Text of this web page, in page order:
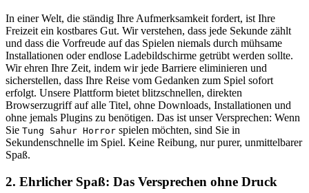
In einer Welt, die ständig Ihre Aufmerksamkeit fordert, ist Ihre
Freizeit ein kostbares Gut. Wir verstehen, dass jede Sekunde zählt
und dass die Vorfreude auf das Spielen niemals durch mühsame
Installationen oder endlose Ladebildschirme getrübt werden sollte.
Wir ehren Ihre Zeit, indem wir jede Barriere eliminieren und
sicherstellen, dass Ihre Reise vom Gedanken zum Spiel sofort
erfolgt. Unsere Plattform bietet blitzschnellen, direkten
Browserzugriff auf alle Titel, ohne Downloads, Installationen und
ohne jemals Plugins zu benötigen. Das ist unser Versprechen: Wenn
Sie Tung Sahur Horror spielen möchten, sind Sie in
Sekundenschnelle im Spiel. Keine Reibung, nur purer, unmittelbarer
Spaß.
2. Ehrlicher Spaß: Das Versprechen ohne Druck